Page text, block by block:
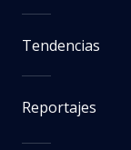
Tendencias
Reportajes